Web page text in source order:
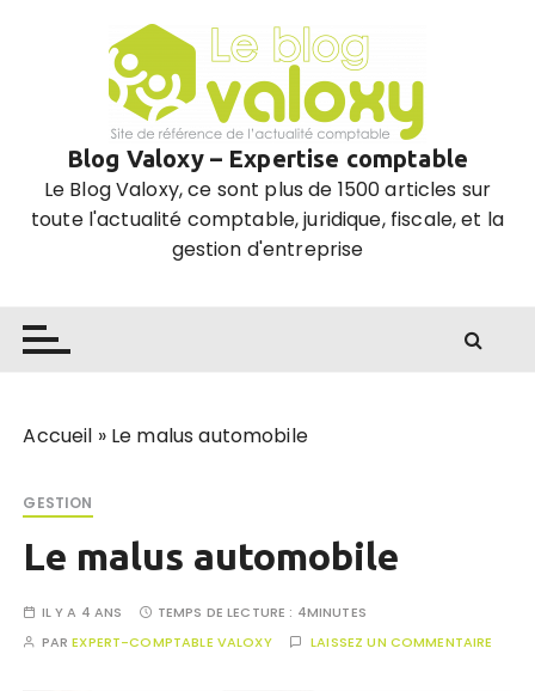
Blog Valoxy – Expertise comptable
Le Blog Valoxy, ce sont plus de 1500 articles sur
toute l'actualité comptable, juridique, fiscale, et la
gestion d'entreprise
Accueil » Le malus automobile
GESTION
Le malus automobile
IL Y A 4 ANS TEMPS DE LECTURE : 4MINUTES
PAREXPERT-COMPTABLE VALOXY LAISSEZ UN COMMENTAIRE